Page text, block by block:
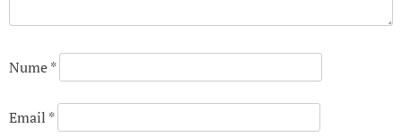
Nume*
Email *